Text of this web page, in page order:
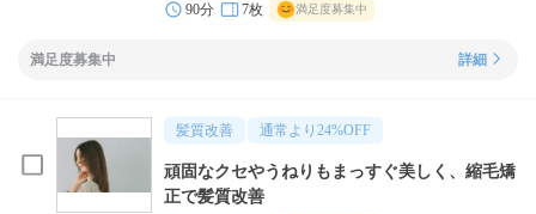
90分 7枚 満足度募集中
満足度募集中 詳細
髪質改善 通常より 24%OFF
頑固なクセやうねりもまっすぐ美しく、縮毛矯
正で髪質改善